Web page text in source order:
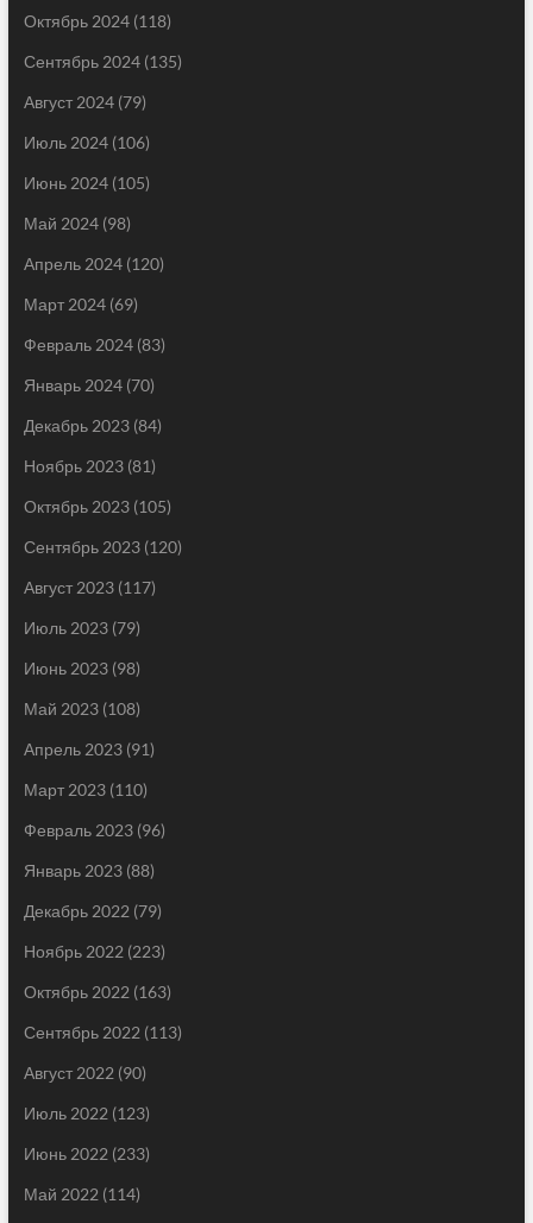
Октябрь 2024(118)
Сентябрь 2024(135)
Август 2024(79)
Июль 2024(106)
Июнь 2024(105)
Май 2024(98)
Апрель 2024(120)
Март 2024(69)
Февраль 2024(83)
Январь 2024(70)
Декабрь 2023(84)
Ноябрь 2023(81)
Октябрь 2023(105)
Сентябрь 2023(120)
Август 2023(117)
Июль 2023(79)
Июнь 2023(98)
Май 2023(108)
Апрель 2023(91)
Март 2023(110)
Февраль 2023(96)
Январь 2023(88)
Декабрь 2022 (79)
Ноябрь 2022 (223)
Октябрь 2022 (163)
Сентябрь 2022 (113)
Август 2022 (90)
Июль 2022 (123)
Июнь 2022 (233)
Май 2022 (114)